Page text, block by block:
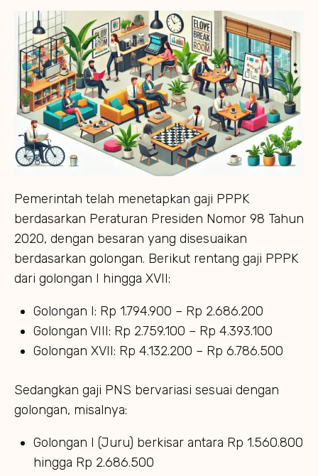
Pemerintah telah menetapkan gaji PPPK
berdasarkan Peraturan Presiden Nomor 98 Tahun
2020, dengan besaran yang disesuaikan
berdasarkan golongan. Berikut rentang gaji PPPK
dari golongan I hingga XVII:
Golongan I: Rp 1.794.900 – Rp 2.686.200
Golongan VIII: Rp 2.759.100 – Rp 4.393.100
Golongan XVII: Rp 4.132.200 – Rp 6.786.500
Sedangkan gaji PNS bervariasi sesuai dengan
golongan, misalnya:
Golongan I (Juru) berkisar antara Rp 1.560.800
hingga Rp 2.686.500